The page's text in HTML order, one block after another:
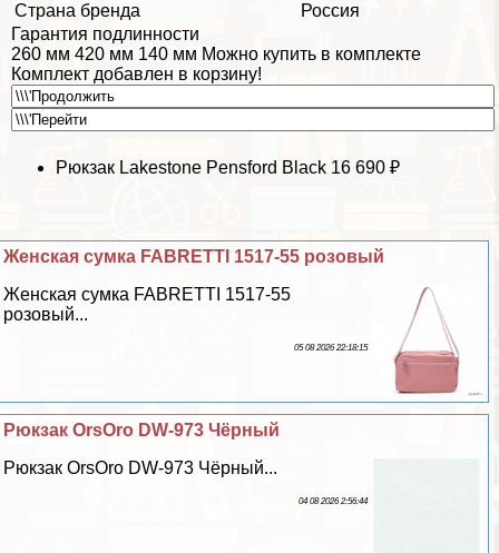
Страна бренда
Россия
Гарантия подлинности
260 мм 420 мм 140 мм Можно купить в комплекте
Комплект добавлен в корзину!
Рюкзак Lakestone Pensford Black 16 690 ₽
Женская сумка FABRETTI 1517-55 розовый
Женская сумка FABRETTI 1517-55
розовый...
05 08 2026 22:18:15
Рюкзак OrsOro DW-973 Чёрный
Рюкзак OrsOro DW-973 Чёрный...
04 08 2026 2:56:44